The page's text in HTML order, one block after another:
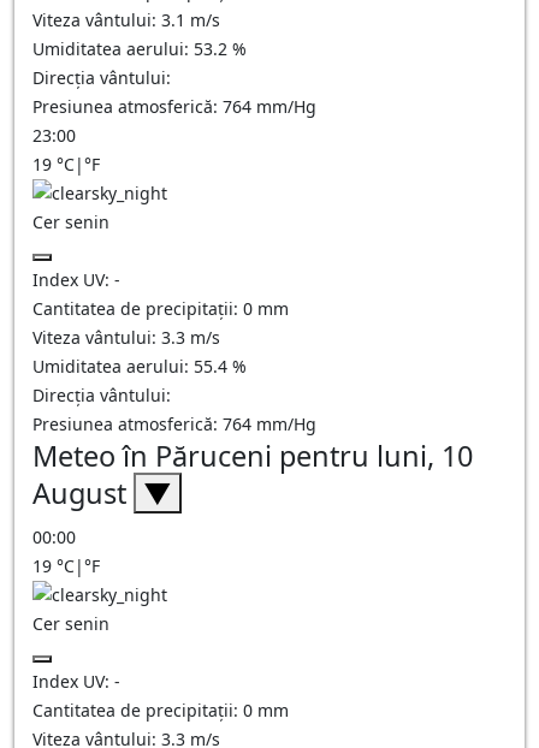
Viteza vântului: 3.1 m/s
Umiditatea aerului: 53.2 %
Direcția vântului:
Presiunea atmosferică: 764 mm/Hg
23:00
19 °C|°F
Cer senin
Index UV: -
Cantitatea de precipitații: 0 mm
Viteza vântului: 3.3 m/s
Umiditatea aerului: 55.4 %
Direcția vântului:
Presiunea atmosferică: 764 mm/Hg
Meteo în Păruceni pentru luni, 10
August ▼
00:00
19 °C|°F
Cer senin
Index UV: -
Cantitatea de precipitații: 0 mm
Viteza vântului: 3.3 m/s